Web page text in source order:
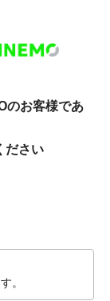
のお客様であ
ださい
。